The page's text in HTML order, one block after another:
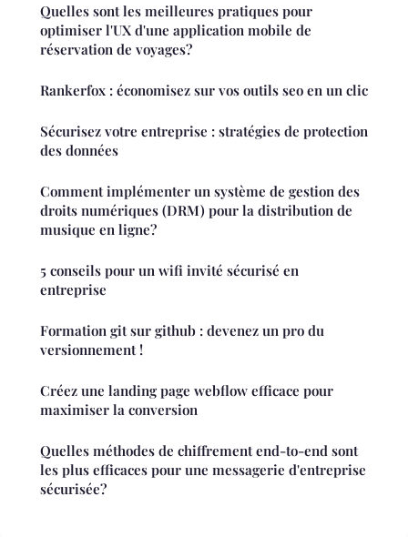
Quelles sont les meilleures pratiques pour
optimiser l'UX d'une application mobile de
réservation de voyages?
Rankerfox : économisez sur vos outils seo en un clic
Sécurisez votre entreprise : stratégies de protection
des données
Comment implémenter un système de gestion des
droits numériques (DRM) pour la distribution de
musique en ligne?
5 conseils pour un wifi invité sécurisé en
entreprise
Formation git sur github : devenez un pro du
versionnement !
Créez une landing page webflow efficace pour
maximiser la conversion
Quelles méthodes de chiffrement end-to-end sont
les plus efficaces pour une messagerie d'entreprise
sécurisée?